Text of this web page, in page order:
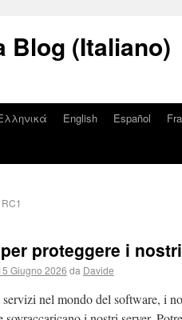
Blog (Italiano)
English Español
proteggere i
Giugno 2026 da Davide
nel mondo del software, i